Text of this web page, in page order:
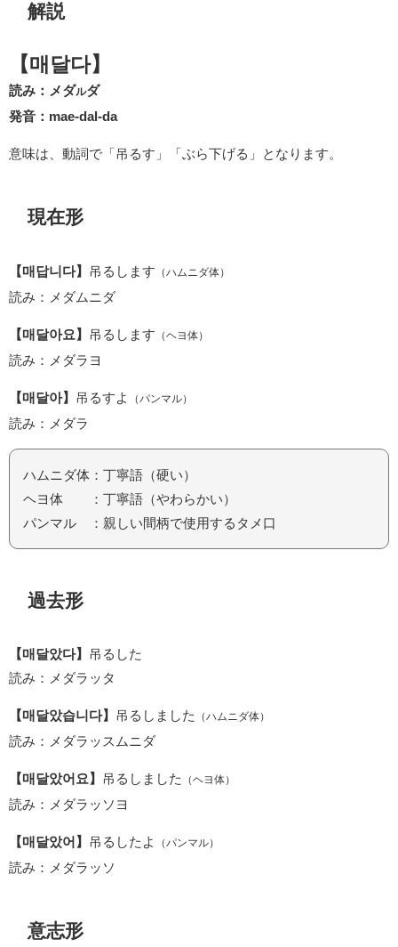
解説
【매달다】
読み：メダルダ
発音：mae-dal-da
意味は、動詞で「吊るす」「ぶら下げる」となります。
現在形
【매답니다】 吊るします （ハムニダ体）
読み：メダムニダ
【매달아요】 吊るします （ヘヨ体）
読み：メダラヨ
【매달아】 吊るすよ （パンマル）
読み：メダラ
ハムニダ体：丁寧語（硬い）
ヘヨ体 ：丁寧語（やわらかい）
パンマル ：親しい間柄で使用するタメ口
過去形
【매달았다】 吊るした
読み：メダラッタ
【매달았습니다】 吊るしました （ハムニダ体）
読み：メダラッスムニダ
【매달았어요】 吊るしました （ヘヨ体）
読み：メダラッソヨ
【매달았어】 吊るしたよ （パンマル）
読み：メダラッソ
意志形